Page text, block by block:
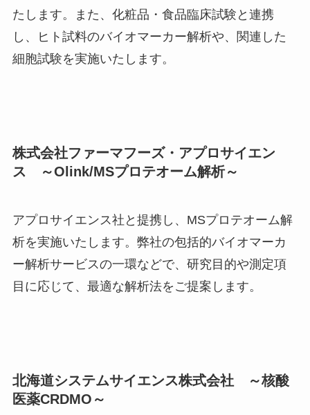
たします。また、化粧品・食品臨床試験と連携
し、ヒト試料のバイオマーカー解析や、関連した
細胞試験を実施いたします。
株式会社ファーマフーズ・アプロサイエン
ス ～Olink/MSプロテオーム解析～
アプロサイエンス社と提携し、MSプロテオーム解
析を実施いたします。弊社の包括的バイオマーカ
ー解析サービスの一環などで、研究目的や測定項
目に応じて、最適な解析法をご提案します。
北海道システムサイエンス株式会社 ～核酸
医薬CRDMO～